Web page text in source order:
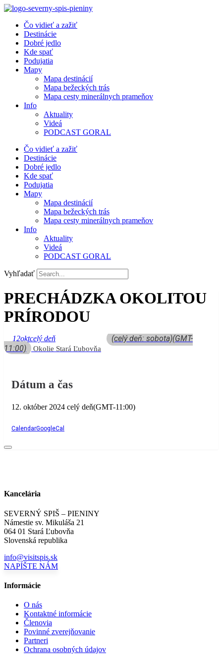
Preskočiť
obsah
Čo vidieť a zažiť
Destinácie
Dobré jedlo
Kde spať
Podujatia
Mapy
Mapa destinácií
Mapa bežeckých trás
Mapa cesty minerálnych prameňov
Info
Aktuality
Videá
PODCAST GORAL
Čo vidieť a zažiť
Destinácie
Dobré jedlo
Kde spať
Podujatia
Mapy
Mapa destinácií
Mapa bežeckých trás
Mapa cesty minerálnych prameňov
Info
Aktuality
Videá
PODCAST GORAL
Vyhľadať
PRECHÁDZKA OKOLITOU
PRÍRODOU
12oktcelý deň (celý deň: sobota)(GMT-
11:00)
Okolie Stará Ľubovňa
Dátum a čas
12. október 2024 celý deň(GMT-11:00)
CalendarGoogleCal
Kancelária
SEVERNÝ SPIŠ – PIENINY
Námestie sv. Mikuláša 21
064 01 Stará Ľubovňa
Slovenská republika
info@visitspis.sk
NAPÍŠTE NÁM
Informácie
O nás
Kontaktné informácie
Členovia
Povinné zverejňovanie
Partneri
Ochrana osobných údajov